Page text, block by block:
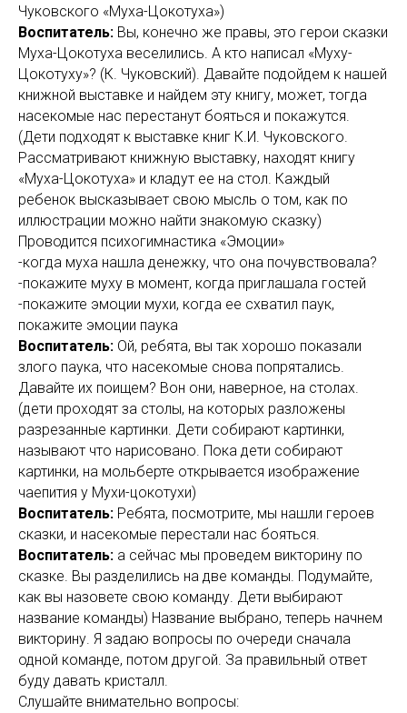
Чуковского «Муха-Цокотуха»)
Воспитатель: Вы, конечно же правы, это герои сказки
Муха-Цокотуха веселились. А кто написал «Муху-
Цокотуху»? (К. Чуковский). Давайте подойдем к нашей
книжной выставке и найдем эту книгу, может, тогда
насекомые нас перестанут бояться и покажутся.
(Дети подходят к выставке книг К.И. Чуковского.
Рассматривают книжную выставку, находят книгу
«Муха-Цокотуха» и кладут ее на стол. Каждый
ребенок высказывает свою мысль о том, как по
иллюстрации можно найти знакомую сказку)
Проводится психогимнастика «Эмоции»
-когда муха нашла денежку, что она почувствовала?
-покажите муху в момент, когда приглашала гостей
-покажите эмоции мухи, когда ее схватил паук,
покажите эмоции паука
Воспитатель: Ой, ребята, вы так хорошо показали
злого паука, что насекомые снова попрятались.
Давайте их поищем? Вон они, наверное, на столах.
(дети проходят за столы, на которых разложены
разрезанные картинки. Дети собирают картинки,
называют что нарисовано. Пока дети собирают
картинки, на мольберте открывается изображение
чаепития у Мухи-цокотухи)
Воспитатель: Ребята, посмотрите, мы нашли героев
сказки, и насекомые перестали нас бояться.
Воспитатель: а сейчас мы проведем викторину по
сказке. Вы разделились на две команды. Подумайте,
как вы назовете свою команду. Дети выбирают
название команды) Название выбрано, теперь начнем
викторину. Я задаю вопросы по очереди сначала
одной команде, потом другой. За правильный ответ
буду давать кристалл.
Слушайте внимательно вопросы: